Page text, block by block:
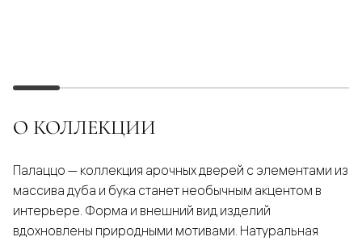
О КОЛЛЕКЦИИ
Палаццо — коллекция арочных дверей с элементами из
массива дуба и бука станет необычным акцентом в
интерьере. Форма и внешний вид изделий
вдохновлены природными мотивами. Натуральная